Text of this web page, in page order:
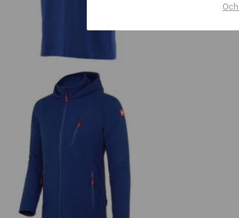
Flísová bunda s kapucňou e.s.motion